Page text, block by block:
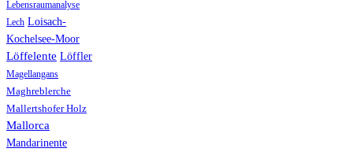
Lebensraumanalyse
Lech Loisach-
Kochelsee-Moor
Löffelente Löffler
Magellangans
Maghreblerche
Mallertshofer Holz
Mallorca
Mandarinente